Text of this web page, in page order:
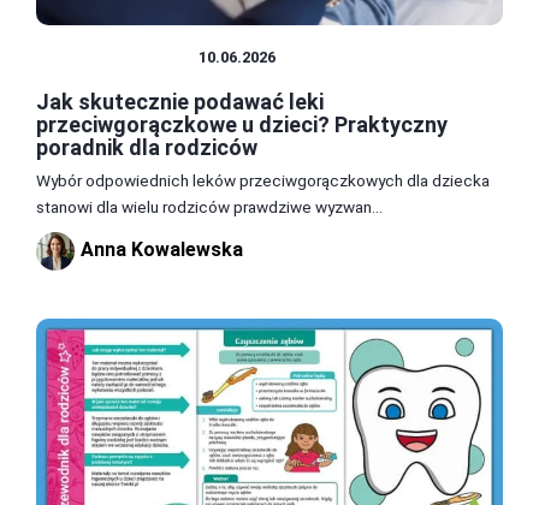
10.06.2026
Jak skutecznie podawać leki
przeciwgorączkowe u dzieci? Praktyczny
poradnik dla rodziców
Wybór odpowiednich leków przeciwgorączkowych dla dziecka
stanowi dla wielu rodziców prawdziwe wyzwan...
Anna Kowalewska